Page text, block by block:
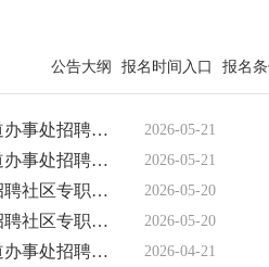
公告大纲 报名时间入口 报名
2026重庆市永川区陈食街道办事处招聘社区工作者面试通知 2026-05-21
2026重庆市永川区陈食街道办事处招聘社区工作者面试通知 2026-05-21
2026重庆市永川区五间镇招聘社区专职人员面试通知 2026-05-20
2026重庆市永川区五间镇招聘社区专职工作人员面试通知 2026-05-20
2026重庆市永川区永昌街道办事处招聘社区专职人员面试通知 2026-04-21